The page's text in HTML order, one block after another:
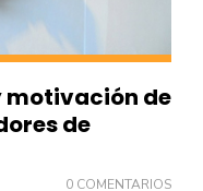
motivación de
de
0 COMENTARIOS